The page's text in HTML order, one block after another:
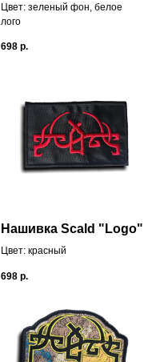
Цвет: зеленый фон, белое
лого
698 р.
Нашивка Scald "Logo"
Цвет: красный
698 р.